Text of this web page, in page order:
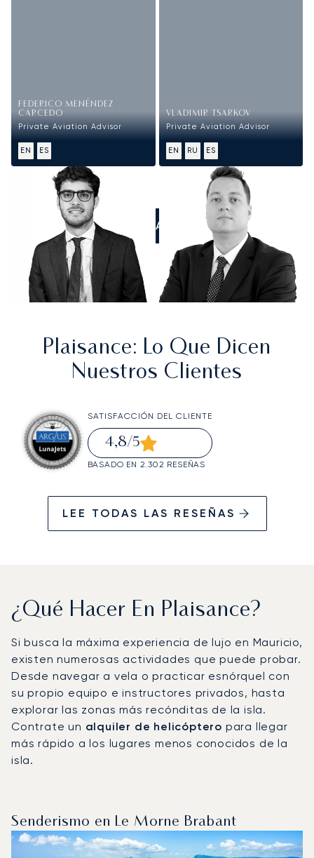
FEDERICO MENÉNDEZ
CARCEDO
Private Aviation Advisor
EN ES
VLADIMIR TSARKOV
Private Aviation Advisor
EN RU ES
LLÁMANOS
Plaisance: Lo Que Dicen
Nuestros Clientes
SATISFACCIÓN DEL CLIENTE
4,8/5
BASADO EN 2.302 RESEÑAS
LEE TODAS LAS RESEÑAS
¿Qué Hacer En Plaisance?
Si busca la máxima experiencia de lujo en Mauricio,
existen numerosas actividades que puede probar.
Desde navegar a vela o practicar esnórquel con
su propio equipo e instructores privados, hasta
explorar las zonas más recónditas de la isla.
Contrate un alquiler de helicóptero para llegar
más rápido a los lugares menos conocidos de la
isla.
Senderismo en Le Morne Brabant